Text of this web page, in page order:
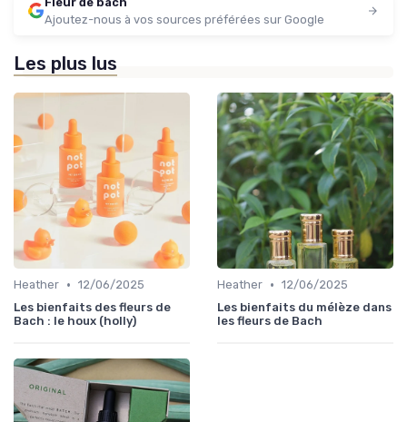
Ajoutez-nous à vos sources préférées sur Google
Les plus lus
Heather • 12/06/2025
Les bienfaits des fleurs de
Bach : le houx (holly)
Heather • 12/06/2025
Les bienfaits du mélèze dans
les fleurs de Bach